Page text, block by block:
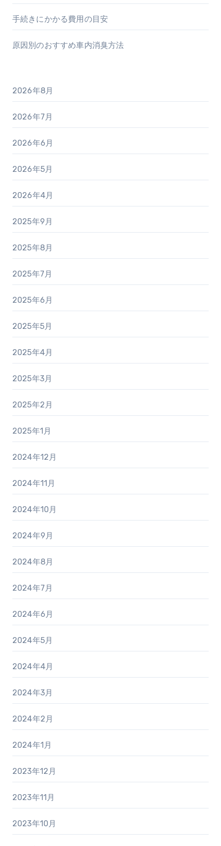
手続きにかかる費用の目安
原因別のおすすめ車内消臭方法
2026年8月
2026年7月
2026年6月
2026年5月
2026年4月
2025年9月
2025年8月
2025年7月
2025年6月
2025年5月
2025年4月
2025年3月
2025年2月
2025年1月
2024年12月
2024年11月
2024年10月
2024年9月
2024年8月
2024年7月
2024年6月
2024年5月
2024年4月
2024年3月
2024年2月
2024年1月
2023年12月
2023年11月
2023年10月